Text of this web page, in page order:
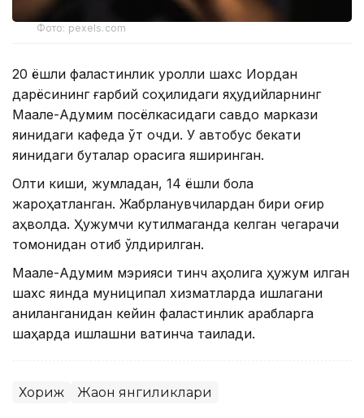
Фото: pexels.com
20 ёшли фаластинлик қуролли шахс Иордан
дарёсининг ғарбий соҳилидаги яҳудийларнинг
Маале-Адумим посёлкасидаги савдо маркази
яқинидаги кафеда ўт очди. У автобус бекати
яқинидаги буталар орасига яширинган.
Олти киши, жумладан, 14 ёшли бола
жароҳатланган. Жабрланувчилардан бири оғир
аҳволда. Ҳужумчи кутилмаганда келган чегарачи
томонидан отиб ўлдирилган.
Маале-Адумим мэрияси тинч аҳолига ҳужум қилган
шахс яқинда муниципал хизматларда ишлагани
аниқланганидан кейин фаластинлик арабларга
шаҳарда ишлашни вақтинча тақиқлади.
Хориж Жаҳон янгиликлари